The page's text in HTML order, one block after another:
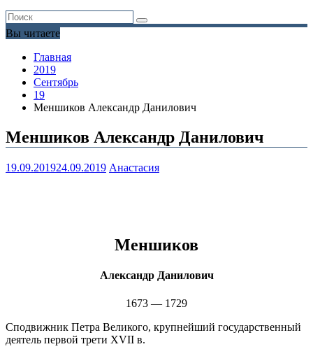
Вы читаете
Главная
2019
Сентябрь
19
Меншиков Александр Данилович
Меншиков Александр Данилович
19.09.201924.09.2019 Анастасия
Меншиков
Александр Данилович
1673 — 1729
Сподвижник Петра Великого, крупнейший государственный
деятель первой трети XVII в.